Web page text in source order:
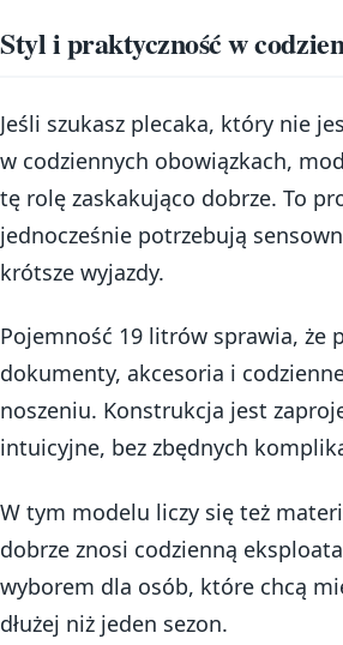
Styl i praktyczność w
Jeśli szukasz plecaka, który nie
w codziennych obowiązkach,
tę rolę zaskakująco dobrze. To
jednocześnie potrzebują
krótsze wyjazdy.
Pojemność 19 litrów sprawia, że
dokumenty, akcesoria i
noszeniu. Konstrukcja jest
intuicyjne, bez zbędnych
W tym modelu liczy się też
dobrze znosi codzienną
wyborem dla osób, które chcą
dłużej niż jeden sezon.